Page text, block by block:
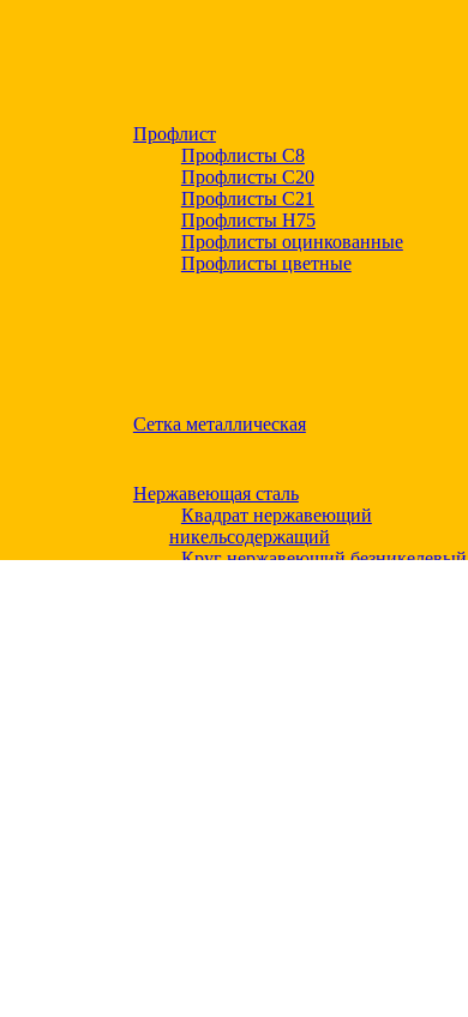
Профлист
Профлисты С8
Профлисты С20
Профлисты C21
Профлисты Н75
Профлисты оцинкованные
Профлисты цветные
Сетка металлическая
Нержавеющая сталь
Квадрат нержавеющий
никельсодержащий
Круг нержавеющий безникелевый